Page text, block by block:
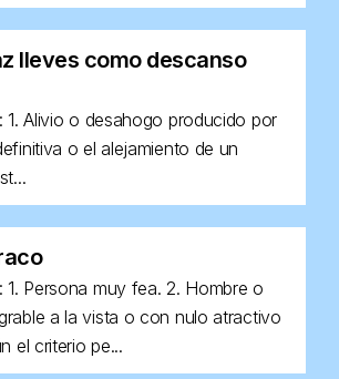
lleves como descanso
1. Alivio o desahogo producido por
o el alejamiento de un
1. Persona muy fea. 2. Hombre o
a la vista o con nulo atractivo
el criterio pe...